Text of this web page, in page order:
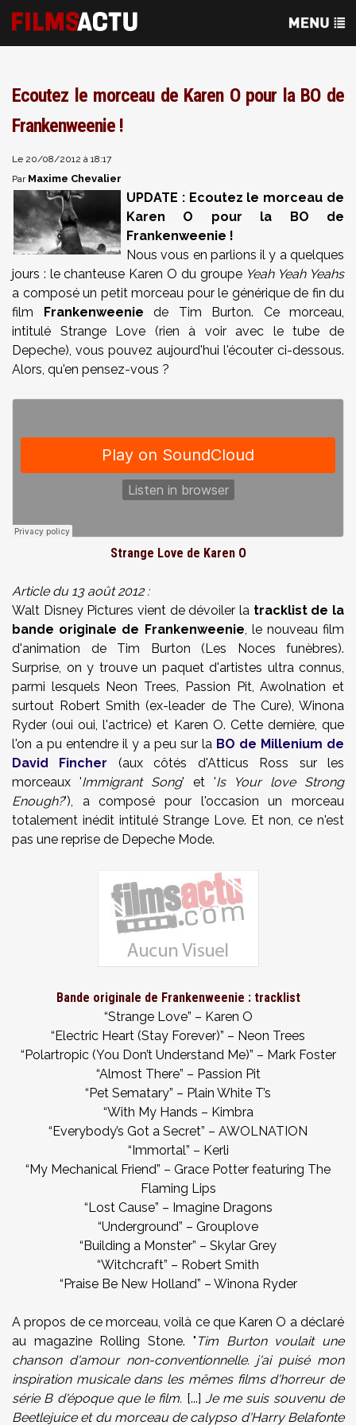
Ecoutez le morceau de Karen O pour la BO de
Frankenweenie !
Le 20/08/2012 à 18:17
Par Maxime Chevalier
UPDATE : Ecoutez le morceau de
Karen O pour la BO de
Frankenweenie !
Nous vous en parlions il y a quelques
jours : le chanteuse Karen O du groupe Yeah Yeah Yeahs
a composé un petit morceau pour le générique de fin du
film Frankenweenie de Tim Burton. Ce morceau,
intitulé Strange Love (rien à voir avec le tube de
Depeche), vous pouvez aujourd'hui l'écouter ci-dessous.
Alors, qu'en pensez-vous ?
Strange Love de Karen O
Article du 13 août 2012 :
Walt Disney Pictures vient de dévoiler la tracklist de la
bande originale de Frankenweenie, le nouveau film
d'animation de Tim Burton (Les Noces funèbres).
Surprise, on y trouve un paquet d'artistes ultra connus,
parmi lesquels Neon Trees, Passion Pit, Awolnation et
surtout Robert Smith (ex-leader de The Cure), Winona
Ryder (oui oui, l'actrice) et Karen O. Cette dernière, que
l'on a pu entendre il y a peu sur la BO de Millenium de
David Fincher (aux côtés d'Atticus Ross sur les
morceaux 'Immigrant Song' et 'Is Your love Strong
Enough?'), a composé pour l'occasion un morceau
totalement inédit intitulé Strange Love. Et non, ce n'est
pas une reprise de Depeche Mode.
Bande originale de Frankenweenie : tracklist
“Strange Love” – Karen O
“Electric Heart (Stay Forever)” – Neon Trees
“Polartropic (You Don’t Understand Me)” – Mark Foster
“Almost There” – Passion Pit
“Pet Sematary” – Plain White T’s
“With My Hands – Kimbra
“Everybody’s Got a Secret” – AWOLNATION
“Immortal” – Kerli
“My Mechanical Friend” – Grace Potter featuring The
Flaming Lips
“Lost Cause” – Imagine Dragons
“Underground” – Grouplove
“Building a Monster” – Skylar Grey
“Witchcraft” – Robert Smith
“Praise Be New Holland” – Winona Ryder
A propos de ce morceau, voilà ce que Karen O a déclaré
au magazine Rolling Stone. " Tim Burton voulait une
chanson d'amour non-conventionnelle. j'ai puisé mon
inspiration musicale dans les mêmes films d'horreur de
série B d'époque que le film. [...] Je me suis souvenu de
Beetlejuice et du morceau de calypso d'Harry Belafonte